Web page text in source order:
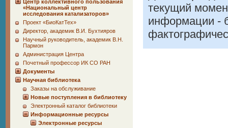
Центр коллективного пользования
«Национальный центр
исследования катализаторов»
Проект «БиоКатТех»
Директор, академик В.И. Бухтияров
Научный руководитель, академик В.Н.
Пармон
Администрация Центра
Почетный профессор ИК СО РАН
Документы
Научная библиотека
Заказы на обслуживание
Новые поступления в библиотеку
Электронный каталог библиотеки
Информационные ресурсы
Электронные ресурсы
текущий
информации -